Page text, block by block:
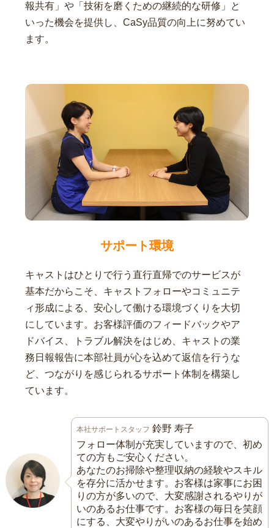
報共有」や「技術を磨くための継続的な研修」と
いった機会を提供し、CaSy品質の向上に努めてい
ます。
サポート環境
キャストはひとりで行う直行直帰でのサービスが
基本だからこそ、キャストフォローやコミュニテ
ィ形成による、安心して働ける環境づくりを大切
にしています。お客様評価のフィードバックやア
ドバイス、トラブル解決をはじめ、キャストの業
務日報報告に本部社員が心を込めて返信を行うな
ど、つながりを感じられるサポート体制を構築し
ています。
本社サポートスタッフ 鈴野 寿子
フォロー体制が充実していますので、初め
ての方もご安心ください。
あなたのお掃除や整理収納の経験やスキル
を存分に活かせます。お客様は家事にお困
りの方が多いので、大変感謝されるやりが
いのあるお仕事です。お客様の毎日を笑顔
にする、大変やりがいのあるお仕事を始め